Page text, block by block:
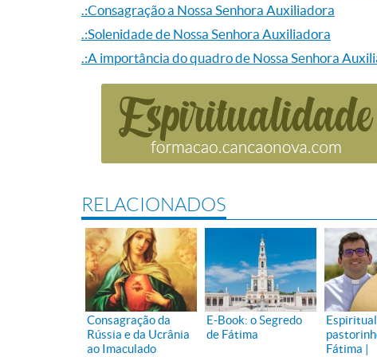
.:Consagração a Nossa Senhora Auxiliadora
.:Solenidade de Nossa Senhora Auxiliadora
.:A importância do quadro de Nossa Senhora
RELACIONADOS
Consagração da
Rússia e da Ucrânia
ao Imaculado
E-Book: o Segredo
de Fátima
Fátima |